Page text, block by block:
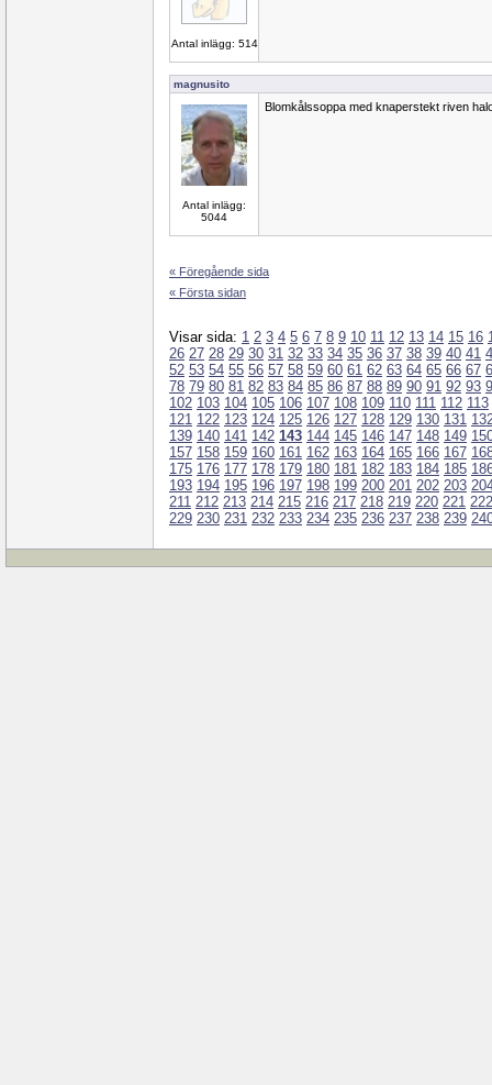
Antal inlägg: 514
magnusito
Antal inlägg:
5044
Blomkålssoppa med knaperstekt riven
« Föregående sida
« Första sidan
Visar sida: 1 2 3 4 5 6 7 8 9 10 11 12 13 14 15 16
26 27 28 29 30 31 32 33 34 35 36 37 38 39 40 41
52 53 54 55 56 57 58 59 60 61 62 63 64 65 66 67
78 79 80 81 82 83 84 85 86 87 88 89 90 91 92 93
102 103 104 105 106 107 108 109 110 111 112 113
121 122 123 124 125 126 127 128 129 130 131
139 140 141 142 143 144 145 146 147 148 149
157 158 159 160 161 162 163 164 165 166 167
175 176 177 178 179 180 181 182 183 184 185
193 194 195 196 197 198 199 200 201 202 203
211 212 213 214 215 216 217 218 219 220 221 222
229 230 231 232 233 234 235 236 237 238 239